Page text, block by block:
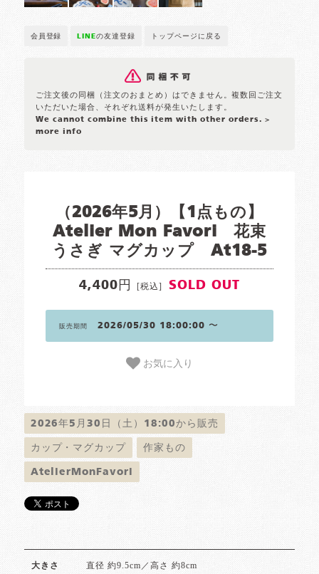
会員登録 LINEの友達登録 トップページに戻る
ご注文後の同梱（注文のおまとめ）はできません。複数回ご注文
いただいた場合、それぞれ送料が発生いたします。
We cannot combine this item with other orders. >
more info
（2026年5月）【1点もの】
Atelier Mon Favori 花束
うさぎ マグカップ At18-5
4,400円 [税込] SOLD OUT
販売期間 2026/05/30 18:00:00 〜
お気に入り
2026年5月30日（土）18:00から販売
カップ・マグカップ 作家もの
AtelierMonFavori
大きさ 直径 約9.5cm／高さ 約8cm